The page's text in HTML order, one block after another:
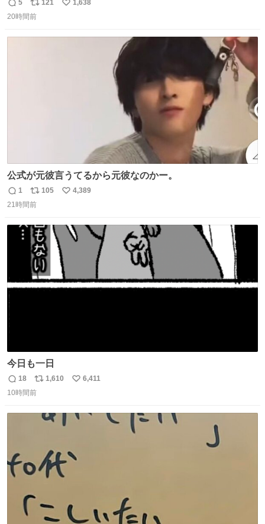
返
信
5
リ
ポ
121
い
1,638
20時間前
公式が元彼言うてるから元彼なのかー。
返
信
1
リ
ポ
ト
数
105
い
数
4,389
21時間前
今日も一日
返
信
18
リ
ポ
1,610
い
数
6,411
10時間前